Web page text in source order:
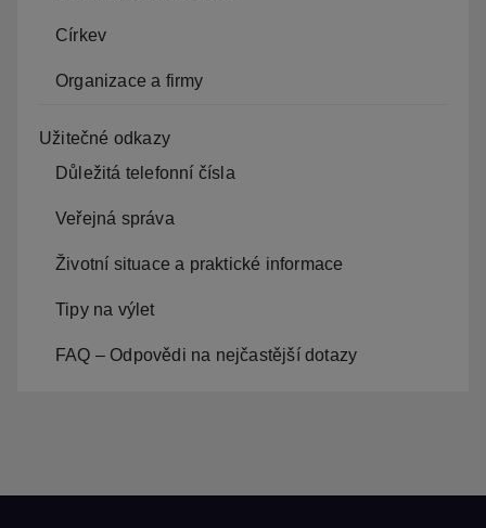
Církev
Organizace a firmy
Užitečné odkazy
Důležitá telefonní čísla
Veřejná správa
Životní situace a praktické informace
Tipy na výlet
FAQ – Odpovědi na nejčastější dotazy